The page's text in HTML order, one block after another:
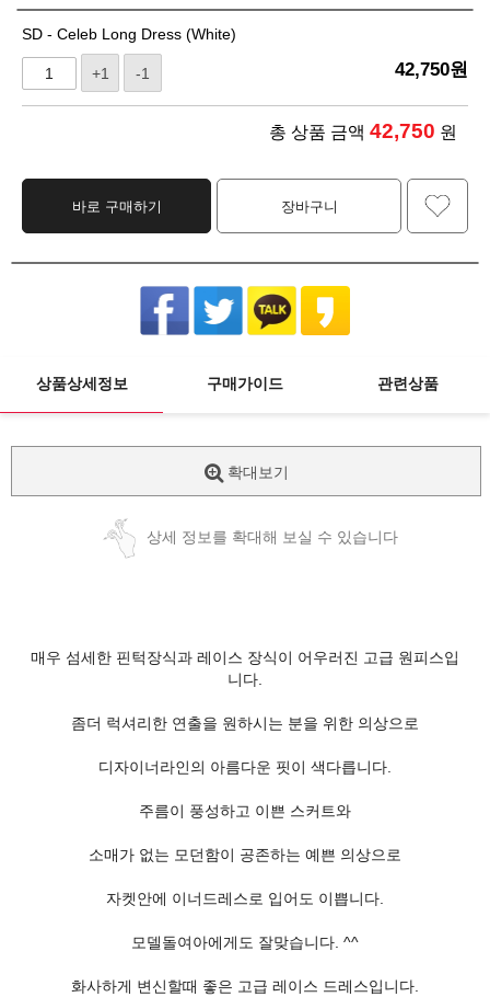
SD - Celeb Long Dress (White)
+1 -1 42,750원
총 상품 금액 42,750 원
바로 구매하기 장바구니
상품상세정보 구매가이드 관련상품
확대보기
상세 정보를 확대해 보실 수 있습니다
매우 섬세한 핀턱장식과 레이스 장식이 어우러진 고급 원피스입
니다.
좀더 럭셔리한 연출을 원하시는 분을 위한 의상으로
디자이너라인의 아름다운 핏이 색다릅니다.
주름이 풍성하고 이쁜 스커트와
소매가 없는 모던함이 공존하는 예쁜 의상으로
자켓안에 이너드레스로 입어도 이쁩니다.
모델돌여아에게도 잘맞습니다. ^^
화사하게 변신할때 좋은 고급 레이스 드레스입니다.